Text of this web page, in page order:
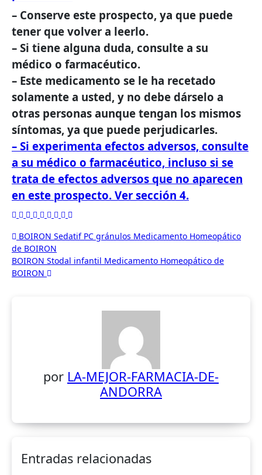
– Conserve este prospecto, ya que puede
tener que volver a leerlo.
– Si tiene alguna duda, consulte a su
médico o farmacéutico.
– Este medicamento se le ha recetado
solamente a usted, y no debe dárselo a
otras personas aunque tengan los mismos
síntomas, ya que puede perjudicarles.
– Si experimenta efectos adversos, consulte
a su médico o farmacéutico, incluso si se
trata de efectos adversos que no aparecen
en este prospecto. Ver sección 4.
Navegación
de
entradas
BOIRON Sedatif PC gránulos Medicamento Homeopático
de BOIRON
BOIRON Stodal infantil Medicamento Homeopático de
BOIRON
por LA-MEJOR-FARMACIA-DE-
ANDORRA
Entradas relacionadas